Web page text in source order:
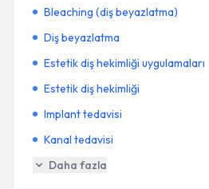
Bleaching (diş beyazlatma)
Diş beyazlatma
Estetik diş hekimliği uygulamaları
Estetik diş hekimliği
Implant tedavisi
Kanal tedavisi
Daha fazla